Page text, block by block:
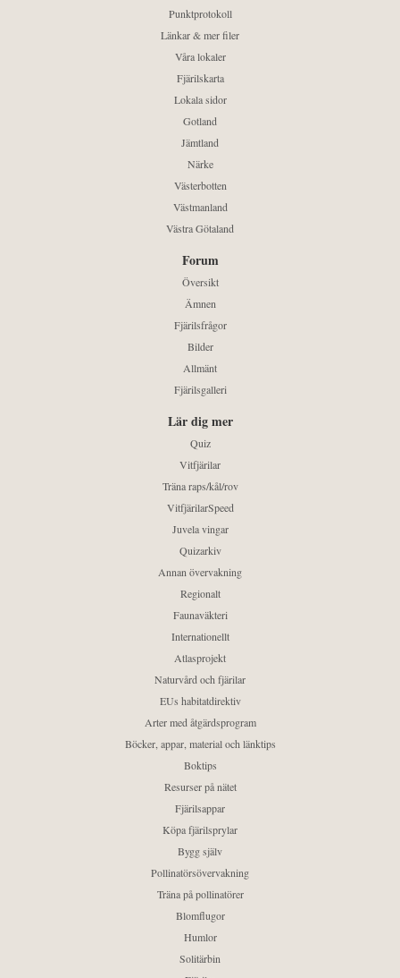
Punktprotokoll
Länkar & mer filer
Våra lokaler
Fjärilskarta
Lokala sidor
Gotland
Jämtland
Närke
Västerbotten
Västmanland
Västra Götaland
Forum
Översikt
Ämnen
Fjärilsfrågor
Bilder
Allmänt
Fjärilsgalleri
Lär dig mer
Quiz
Vitfjärilar
Träna raps/kål/rov
VitfjärilarSpeed
Juvela vingar
Quizarkiv
Annan övervakning
Regionalt
Faunaväkteri
Internationellt
Atlasprojekt
Naturvård och fjärilar
EUs habitatdirektiv
Arter med åtgärdsprogram
Böcker, appar, material och länktips
Boktips
Resurser på nätet
Fjärilsappar
Köpa fjärilsprylar
Bygg själv
Pollinatörsövervakning
Träna på pollinatörer
Blomflugor
Humlor
Solitärbin